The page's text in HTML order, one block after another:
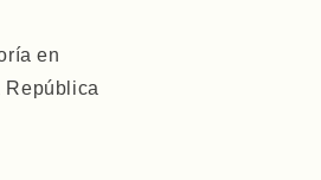
en
República